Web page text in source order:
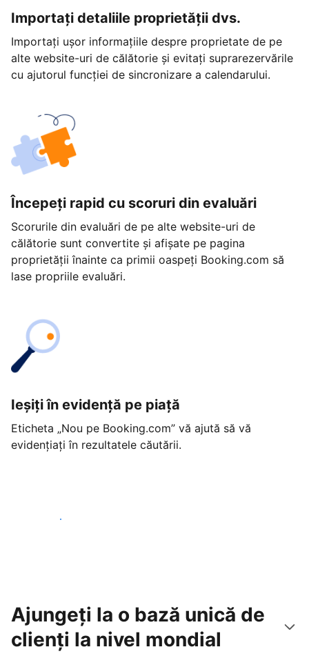
Importați detaliile proprietății dvs.
Importați ușor informațiile despre proprietate de pe
alte website-uri de călătorie și evitați suprarezervările
cu ajutorul funcției de sincronizare a calendarului.
Începeți rapid cu scoruri din evaluări
Scorurile din evaluări de pe alte website-uri de
călătorie sunt convertite și afișate pe pagina
proprietății înainte ca primii oaspeți Booking.com să
lase propriile evaluări.
Ieșiți în evidență pe piață
Eticheta „Nou pe Booking.com” vă ajută să vă
evidențiați în rezultatele căutării.
Începeți astăzi
Ajungeți la o bază unică de
clienți la nivel mondial